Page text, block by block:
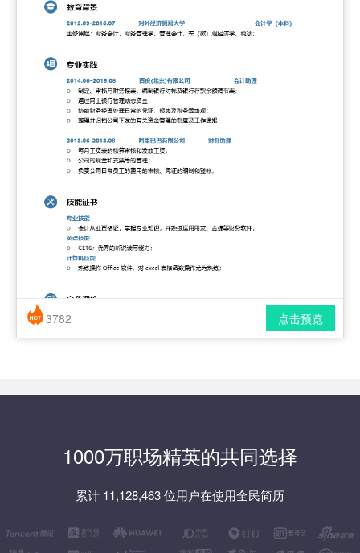
简历风格： 时尚 / 简洁 / 应届生
点击预览
3782
1000万职场精英的共同选择
累计 11,128,463 位用户在使用全民简历